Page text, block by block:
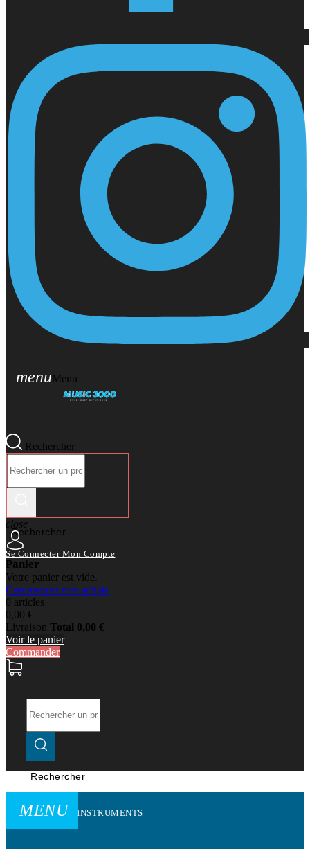
menuMenu
Rechercher
Rechercher
close
Se Connecter Mon Compte
Panier
Votre panier est vide.
Commencer mes achats
0 articles
0,00 €
Livraison Total 0,00 €
Voir le panier
Commander
Rechercher
MENU INSTRUMENTS